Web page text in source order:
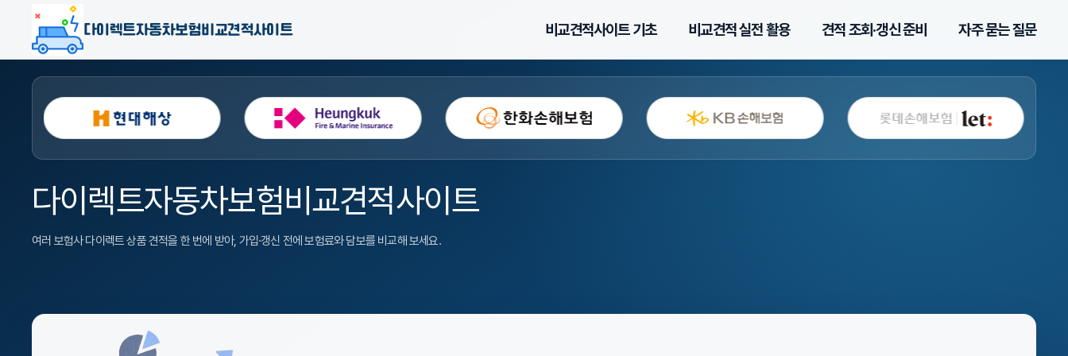
다이렉트자동차보험비교견적사이트 비교견적사이트 기초 비교견적 실전 활용 견적 조회·갱신 준비 자주 묻는 질문
다이렉트자동차보험비교견적사이트
여러 보험사 다이렉트 상품 견적을 한 번에 받아, 가입·갱신 전에 보험료와 담보를 비교해 보세요.